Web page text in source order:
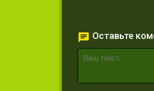
Оставьте